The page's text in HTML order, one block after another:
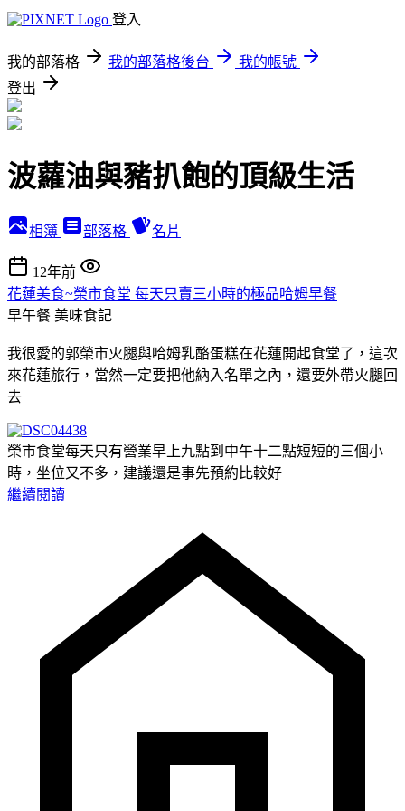
登入
我的部落格 我的部落格後台
我的帳號
登出
波蘿油與豬扒飽的頂級生活
相簿 部落格 名片
12年前
花蓮美食~榮市食堂 每天只賣三小時的極品哈姆早餐
早午餐 美味食記
我很愛的郭榮市火腿與哈姆乳酪蛋糕在花蓮開起食堂了，這次
來花蓮旅行，當然一定要把他納入名單之內，還要外帶火腿回
去
榮市食堂每天只有營業早上九點到中午十二點短短的三個小
時，坐位又不多，建議還是事先預約比較好
繼續閱讀